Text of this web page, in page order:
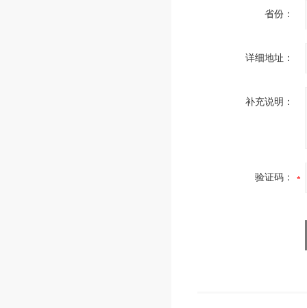
省份：
详细地址：
补充说明：
验证码：